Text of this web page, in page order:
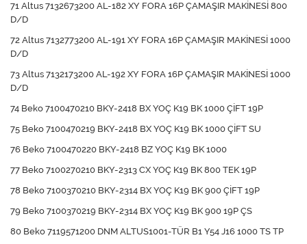
71 Altus 7132673200 AL-182 XY FORA 16P ÇAMAŞIR MAKİNESİ 800
D/D
72 Altus 7132773200 AL-191 XY FORA 16P ÇAMAŞIR MAKİNESİ 1000
D/D
73 Altus 7132173200 AL-192 XY FORA 16P ÇAMAŞIR MAKİNESİ 1000
D/D
74 Beko 7100470210 BKY-2418 BX YOÇ K19 BK 1000 ÇİFT 19P
75 Beko 7100470219 BKY-2418 BX YOÇ K19 BK 1000 ÇİFT SU
76 Beko 7100470220 BKY-2418 BZ YOÇ K19 BK 1000
77 Beko 7100270210 BKY-2313 CX YOÇ K19 BK 800 TEK 19P
78 Beko 7100370210 BKY-2314 BX YOÇ K19 BK 900 ÇİFT 19P
79 Beko 7100370219 BKY-2314 BX YOÇ K19 BK 900 19P ÇS
80 Beko 7119571200 DNM ALTUS1001-TÜR B1 Y54 J16 1000 TS TP